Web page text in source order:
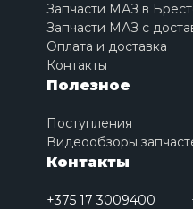
Запчасти МАЗ в
Запчасти МАЗ с
Оплата и доставка
Контакты
Полезное
Поступления
Видеообзоры
Контакты
+375 17 3009400